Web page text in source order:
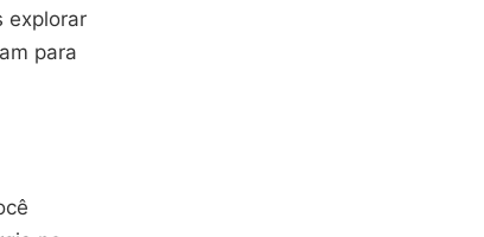
explorar
para